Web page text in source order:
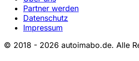
Partner werden
Datenschutz
Impressum
© 2018 - 2026 autoimabo.de. Alle